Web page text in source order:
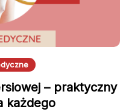
– praktyczny
każdego